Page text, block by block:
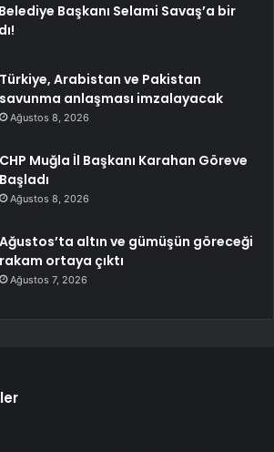
Başkanı Selami Savaş’a bir
Türkiye, Arabistan ve Pakistan
savunma anlaşması imzalayacak
Ağustos 8, 2026
CHP Muğla İl Başkanı Karahan Göreve
Başladı
Ağustos 8, 2026
Ağustos’ta altın ve gümüşün göreceği
rakam ortaya çıktı
Ağustos 7, 2026